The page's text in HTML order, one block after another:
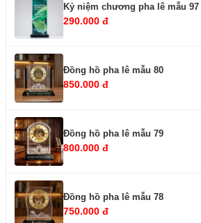
Kỷ niệm chương pha lê mẫu 97
290.000 đ
Đồng hồ pha lê mẫu 80
850.000 đ
Đồng hồ pha lê mẫu 79
800.000 đ
Đồng hồ pha lê mẫu 78
750.000 đ